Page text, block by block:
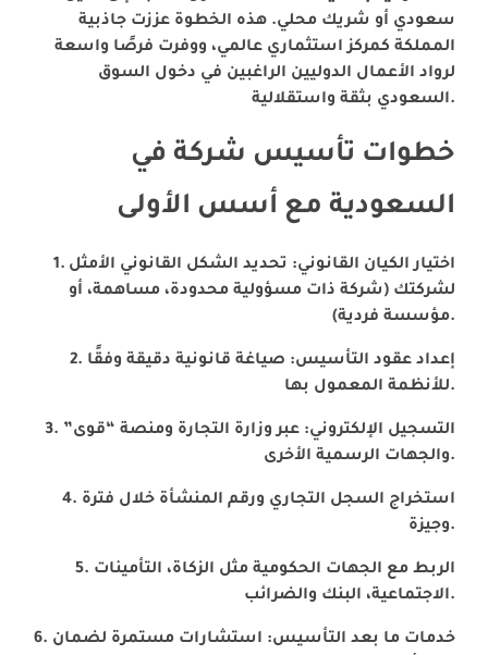
سعودي أو شريك محلي. هذه الخطوة عززت جاذبية
المملكة كمركز استثماري عالمي، ووفرت فرصًا واسعة
لرواد الأعمال الدوليين الراغبين في دخول السوق
السعودي بثقة واستقلالية.
خطوات تأسيس شركة في
السعودية مع أسس الأولى
اختيار الكيان القانوني: تحديد الشكل القانوني الأمثل
لشركتك (شركة ذات مسؤولية محدودة، مساهمة، أو
مؤسسة فردية).
إعداد عقود التأسيس: صياغة قانونية دقيقة وفقًا
للأنظمة المعمول بها.
التسجيل الإلكتروني: عبر وزارة التجارة ومنصة “قوى”
والجهات الرسمية الأخرى.
استخراج السجل التجاري ورقم المنشأة خلال فترة
وجيزة.
الربط مع الجهات الحكومية مثل الزكاة، التأمينات
الاجتماعية، البنك والضرائب.
خدمات ما بعد التأسيس: استشارات مستمرة لضمان